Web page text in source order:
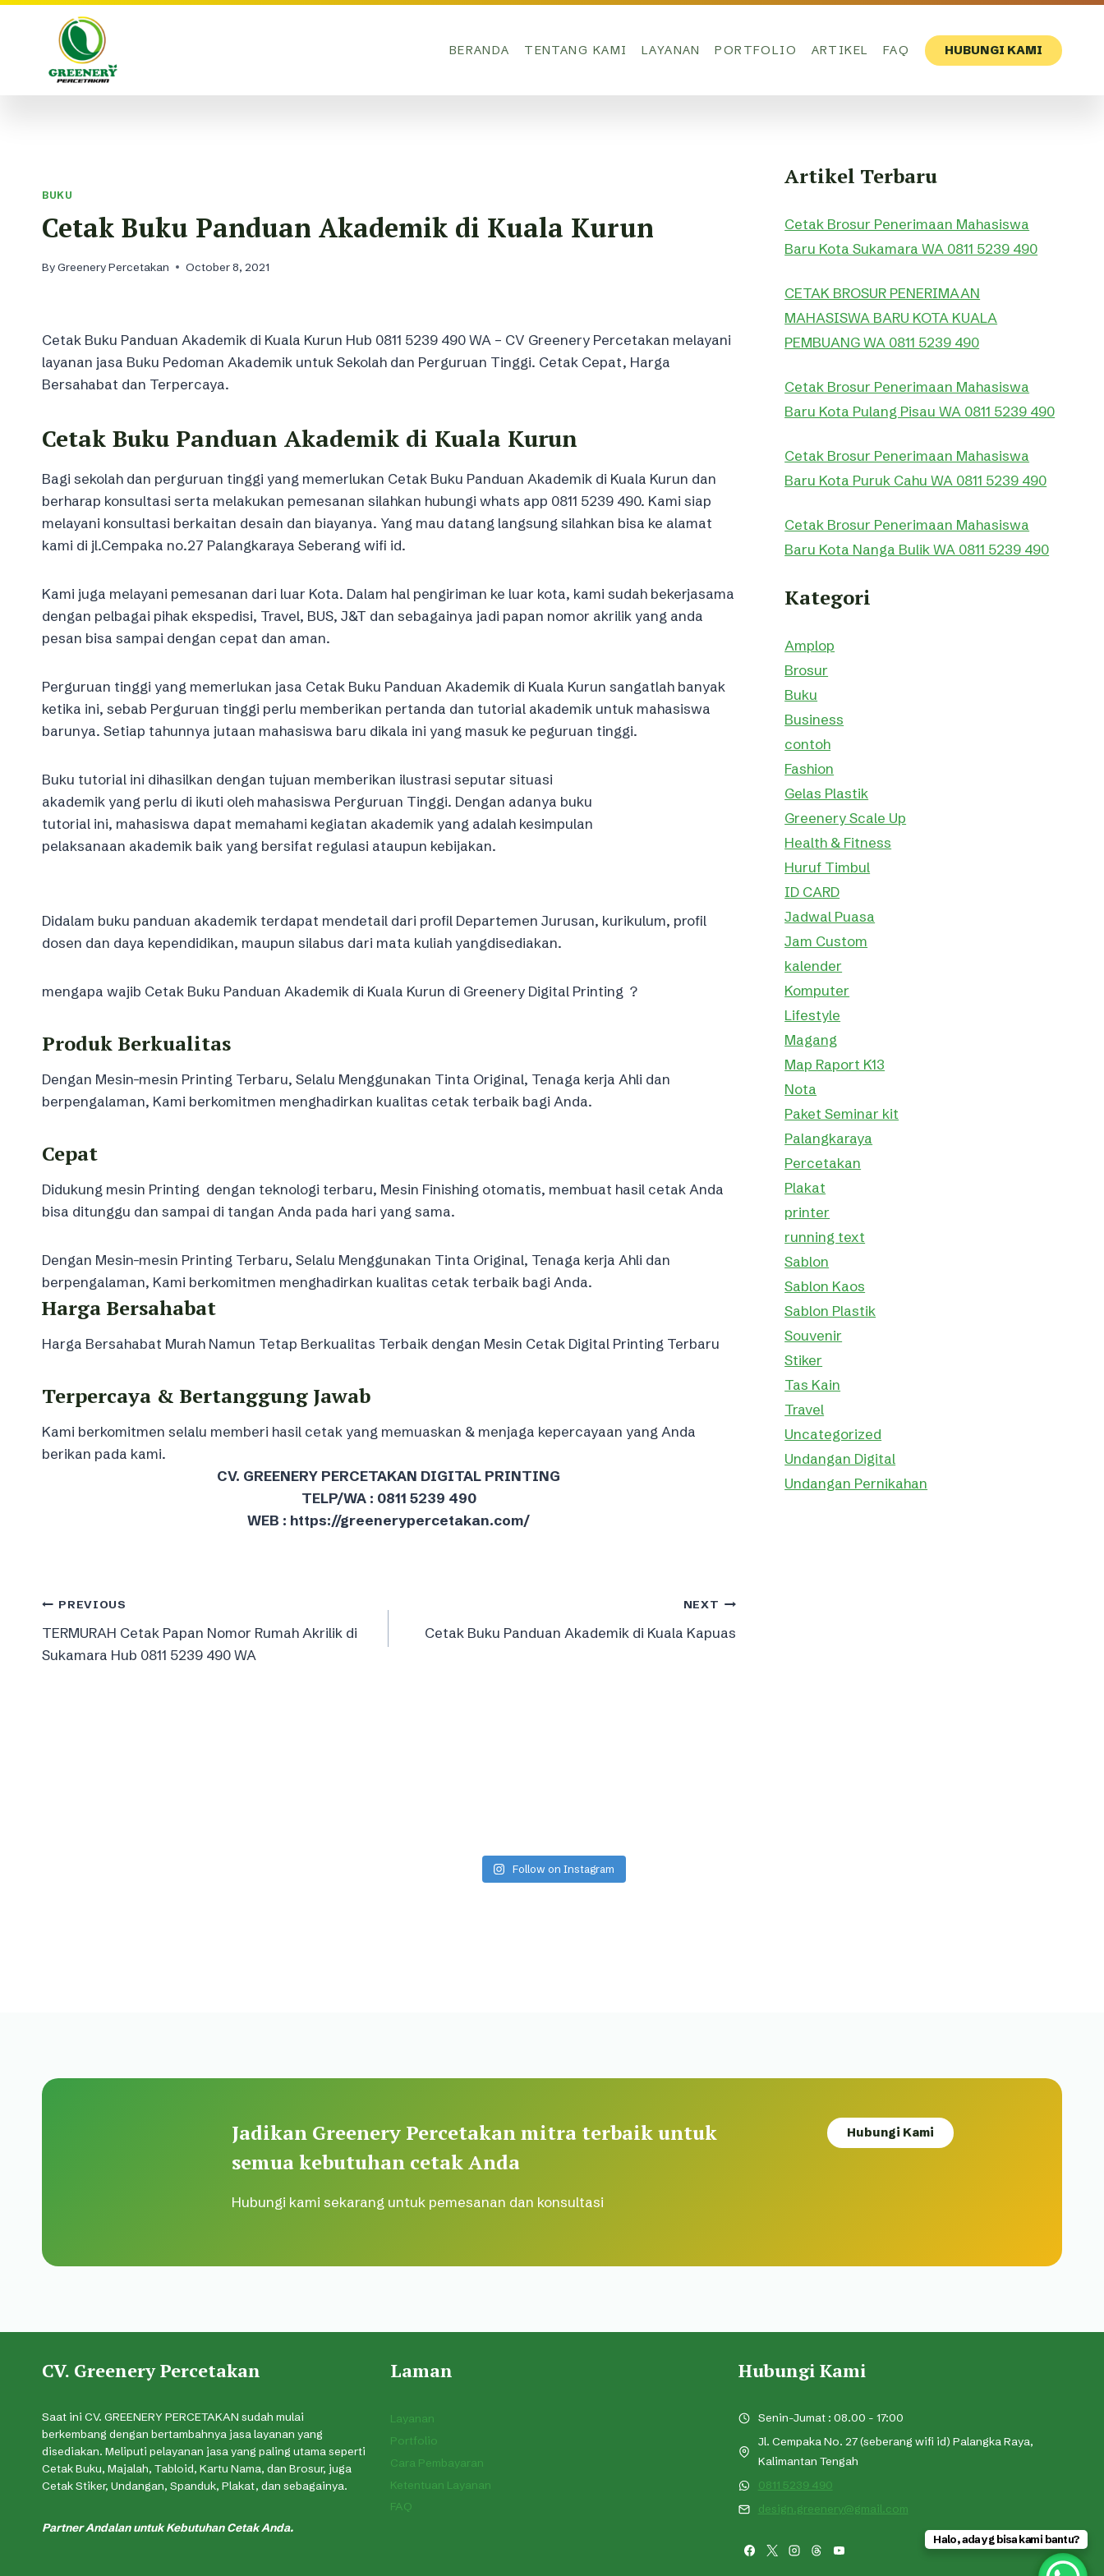
Skip
BERANDA TENTANG KAMI LAYANAN PORTFOLIO ARTIKEL FAQ HUBUNGI KAMI
BUKU
Cetak Buku Panduan Akademik di Kuala Kurun
ByGreenery Percetakan October 8, 2021
Cetak Buku Panduan Akademik di Kuala Kurun Hub 0811 5239 490 WA – CV Greenery Percetakan melayani
layanan jasa Buku Pedoman Akademik untuk Sekolah dan Perguruan Tinggi. Cetak Cepat, Harga
Bersahabat dan Terpercaya.
Cetak Buku Panduan Akademik di Kuala Kurun
Bagi sekolah dan perguruan tinggi yang memerlukan Cetak Buku Panduan Akademik di Kuala Kurun dan
berharap konsultasi serta melakukan pemesanan silahkan hubungi whats app 0811 5239 490. Kami siap
melayani konsultasi berkaitan desain dan biayanya. Yang mau datang langsung silahkan bisa ke alamat
kami di jl.Cempaka no.27 Palangkaraya Seberang wifi id.
Kami juga melayani pemesanan dari luar Kota. Dalam hal pengiriman ke luar kota, kami sudah bekerjasama
dengan pelbagai pihak ekspedisi, Travel, BUS, J&T dan sebagainya jadi papan nomor akrilik yang anda
pesan bisa sampai dengan cepat dan aman.
Perguruan tinggi yang memerlukan jasa Cetak Buku Panduan Akademik di Kuala Kurun sangatlah banyak
ketika ini, sebab Perguruan tinggi perlu memberikan pertanda dan tutorial akademik untuk mahasiswa
barunya. Setiap tahunnya jutaan mahasiswa baru dikala ini yang masuk ke peguruan tinggi.
Buku tutorial ini dihasilkan dengan tujuan memberikan ilustrasi seputar situasi
akademik yang perlu di ikuti oleh mahasiswa Perguruan Tinggi. Dengan adanya buku
tutorial ini, mahasiswa dapat memahami kegiatan akademik yang adalah kesimpulan
pelaksanaan akademik baik yang bersifat regulasi ataupun kebijakan.
Didalam buku panduan akademik terdapat mendetail dari profil Departemen Jurusan, kurikulum, profil
dosen dan daya kependidikan, maupun silabus dari mata kuliah yangdisediakan.
mengapa wajib Cetak Buku Panduan Akademik di Kuala Kurun di Greenery Digital Printing ?
Produk Berkualitas
Dengan Mesin-mesin Printing Terbaru, Selalu Menggunakan Tinta Original, Tenaga kerja Ahli dan
berpengalaman, Kami berkomitmen menghadirkan kualitas cetak terbaik bagi Anda.
Cepat
Didukung mesin Printing dengan teknologi terbaru, Mesin Finishing otomatis, membuat hasil cetak Anda
bisa ditunggu dan sampai di tangan Anda pada hari yang sama.
Dengan Mesin-mesin Printing Terbaru, Selalu Menggunakan Tinta Original, Tenaga kerja Ahli dan
berpengalaman, Kami berkomitmen menghadirkan kualitas cetak terbaik bagi Anda.
Harga Bersahabat
Harga Bersahabat Murah Namun Tetap Berkualitas Terbaik dengan Mesin Cetak Digital Printing Terbaru
Terpercaya & Bertanggung Jawab
Kami berkomitmen selalu memberi hasil cetak yang memuaskan & menjaga kepercayaan yang Anda
berikan pada kami.
CV. GREENERY PERCETAKAN DIGITAL PRINTING
TELP/WA : 0811 5239 490
WEB : https://greenerypercetakan.com/
Post
navigation
PREVIOUS
TERMURAH Cetak Papan Nomor Rumah Akrilik di
Sukamara Hub 0811 5239 490 WA
NEXT
Cetak Buku Panduan Akademik di Kuala Kapuas
Artikel Terbaru
Cetak Brosur Penerimaan Mahasiswa
Baru Kota Sukamara WA 0811 5239 490
CETAK BROSUR PENERIMAAN
MAHASISWA BARU KOTA KUALA
PEMBUANG WA 0811 5239 490
Cetak Brosur Penerimaan Mahasiswa
Baru Kota Pulang Pisau WA 0811 5239 490
Cetak Brosur Penerimaan Mahasiswa
Baru Kota Puruk Cahu WA 0811 5239 490
Cetak Brosur Penerimaan Mahasiswa
Baru Kota Nanga Bulik WA 0811 5239 490
Kategori
Amplop
Brosur
Buku
Business
contoh
Fashion
Gelas Plastik
Greenery Scale Up
Health & Fitness
Huruf Timbul
ID CARD
Jadwal Puasa
Jam Custom
kalender
Komputer
Lifestyle
Magang
Map Raport K13
Nota
Paket Seminar kit
Palangkaraya
Percetakan
Plakat
printer
running text
Sablon
Sablon Kaos
Sablon Plastik
Souvenir
Stiker
Tas Kain
Travel
Uncategorized
Undangan Digital
Undangan Pernikahan
Follow on Instagram
Jadikan Greenery Percetakan mitra terbaik untuk
semua kebutuhan cetak Anda
Hubungi kami sekarang untuk pemesanan dan konsultasi
Hubungi Kami
CV. Greenery Percetakan
Saat ini CV. GREENERY PERCETAKAN sudah mulai
berkembang dengan bertambahnya jasa layanan yang
disediakan. Meliputi pelayanan jasa yang paling utama seperti
Cetak Buku, Majalah, Tabloid, Kartu Nama, dan Brosur, juga
Cetak Stiker, Undangan, Spanduk, Plakat, dan sebagainya.
Partner Andalan untuk Kebutuhan Cetak Anda.
Laman
Layanan
Portfolio
Cara Pembayaran
Ketentuan Layanan
FAQ
Hubungi Kami
Senin-Jumat : 08.00 - 17:00
Jl. Cempaka No. 27 (seberang wifi id) Palangka Raya,
Kalimantan Tengah
0811 5239 490
design.greenery@gmail.com
Halo, ada yg bisa kami bantu?